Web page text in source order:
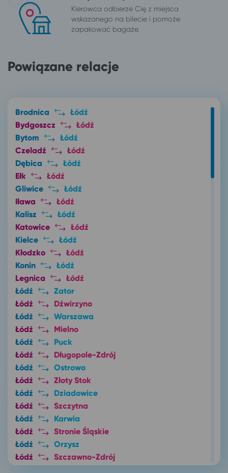
Kierowca odbierze Cię z miejsca
wskazanego na bilecie i pomoże
zapakować bagaże.
Powiązane relacje
Brodnica
Łódź
Bydgoszcz
Łódź
Bytom
Łódź
Czeladź
Łódź
Dębica
Łódź
Ełk
Łódź
Gliwice
Łódź
Iława
Łódź
Kalisz
Łódź
Katowice
Łódź
Kielce
Łódź
Kłodzko
Łódź
Konin
Łódź
Legnica
Łódź
Łódź
Zator
Łódź
Dźwirzyno
Łódź
Warszawa
Łódź
Mielno
Łódź
Puck
Łódź
Długopole-Zdrój
Łódź
Ostrowo
Łódź
Złoty Stok
Łódź
Dziadowice
Łódź
Szczytna
Łódź
Karwia
Łódź
Stronie Śląskie
Łódź
Orzysz
Łódź
Szczawno-Zdrój